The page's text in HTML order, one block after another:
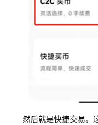
然后就是快捷交易。